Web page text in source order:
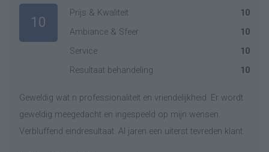
10
Prijs & Kwaliteit
10
Ambiance & Sfeer
10
Service
10
Resultaat behandeling
10
Geweldig wat n professionaliteit en vriendelijkheid. Er wordt
geweldig meegedacht en ingespeeld op mijn wensen.
Verbluffend eindresultaat. Al jaren een uiterst tevreden klant.